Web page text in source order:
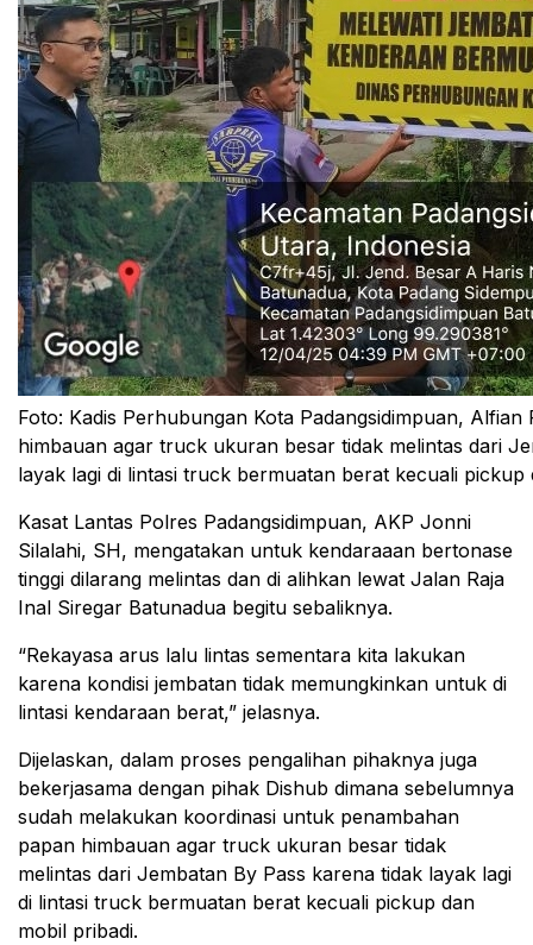
Foto: Kadis Perhubungan Kota Padangsidimpuan, Alfian
himbauan agar truck ukuran besar tidak melintas dari
layak lagi di lintasi truck bermuatan berat kecuali pickup
Kasat Lantas Polres Padangsidimpuan, AKP Jonni
Silalahi, SH, mengatakan untuk kendaraaan bertonase
tinggi dilarang melintas dan di alihkan lewat Jalan Raja
Inal Siregar Batunadua begitu sebaliknya.
“Rekayasa arus lalu lintas sementara kita lakukan
karena kondisi jembatan tidak memungkinkan untuk di
lintasi kendaraan berat,” jelasnya.
Dijelaskan, dalam proses pengalihan pihaknya juga
bekerjasama dengan pihak Dishub dimana sebelumnya
sudah melakukan koordinasi untuk penambahan
papan himbauan agar truck ukuran besar tidak
melintas dari Jembatan By Pass karena tidak layak lagi
di lintasi truck bermuatan berat kecuali pickup dan
mobil pribadi.